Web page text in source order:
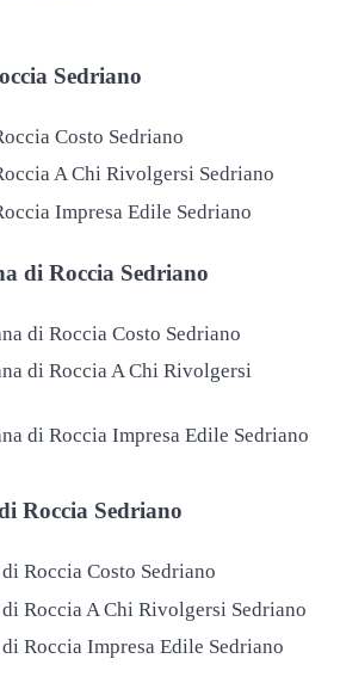
Sedriano
Costo Sedriano
A Chi Rivolgersi Sedriano
Impresa Edile Sedriano
di Roccia Sedriano
di Roccia Costo Sedriano
di Roccia A Chi Rivolgersi
di Roccia Impresa Edile Sedriano
Roccia Sedriano
Roccia Costo Sedriano
Roccia A Chi Rivolgersi Sedriano
Roccia Impresa Edile Sedriano